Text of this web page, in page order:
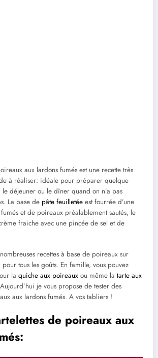
aux lardons fumés est une recette très
à réaliser: idéale pour préparer quelque
déjeuner ou le dîner quand on n’a pas
La base de pâte feuilletée est fourrée d’une
et de poireaux préalablement sautés, le
fraiche avec une pincée de sel et de
recettes à base de poireaux sur
tous les goûts. En famille, vous pouvez
la quiche aux poireaux ou même la tarte aux
je vous propose de tester des
aux lardons fumés. A vos tabliers !
de poireaux aux